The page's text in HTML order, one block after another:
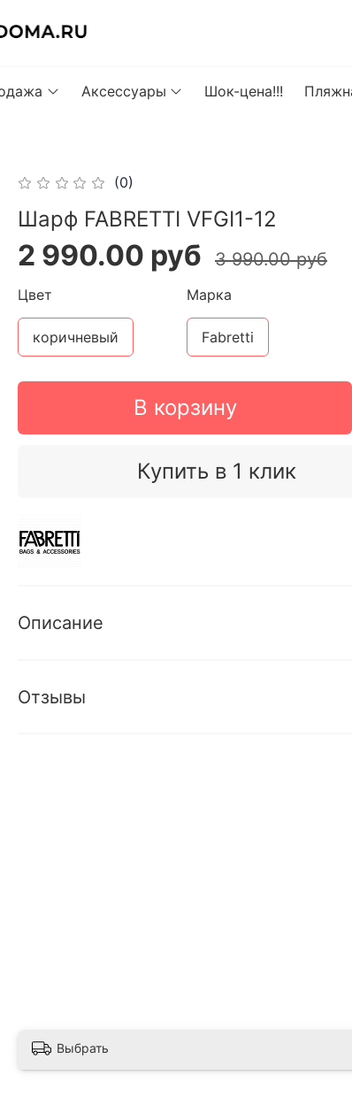
Аксессуары Шок-цена!!!
(0)
Шарф FABRETTI VFGI1-12
2 990.00 руб 3 990.00 руб
В корзину
Купить в 1 клик
Цвет
коричневый
Марка
Fabretti
Описание
Отзывы
Выбрать